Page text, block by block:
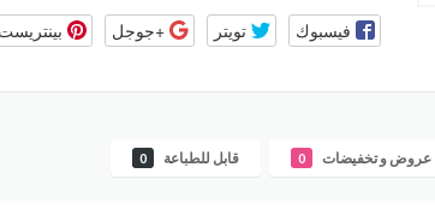
فيسبوك تويتر +جوجل بينتريست
عروض و تخفيضات 0 قابل للطباعة 0